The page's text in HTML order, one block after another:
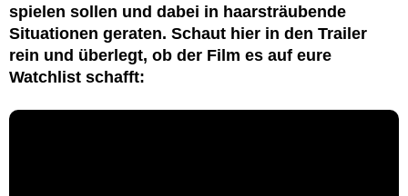
spielen sollen und dabei in haarsträubende
Situationen geraten. Schaut hier in den Trailer
rein und überlegt, ob der Film es auf eure
Watchlist schafft: